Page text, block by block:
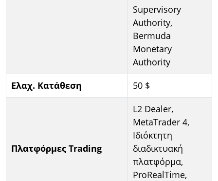
Supervisory
Authority,
Bermuda
Monetary
Authority
Ελαχ. Κατάθεση
50 $
Πλατφόρμες Trading
L2 Dealer,
MetaTrader 4,
Ιδιόκτητη
διαδικτυακή
πλατφόρμα,
ProRealTime,